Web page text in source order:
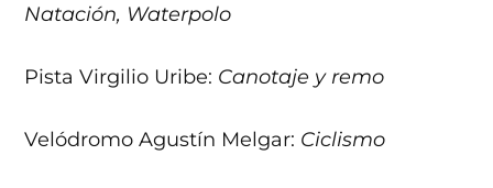
Natación, Waterpolo
Pista Virgilio Uribe: Canotaje y remo
Velódromo Agustín Melgar: Ciclismo